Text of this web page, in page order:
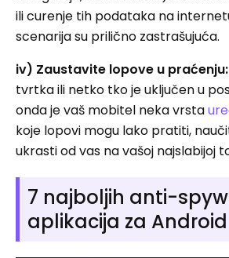
ili curenje tih podataka na
scenarija su prilično zastrašujuća.
iv) Zaustavite lopove u praćenju:
tvrtka ili netko tko je uključen u
onda je vaš mobitel neka vrsta
koje lopovi mogu lako pratiti,
ukrasti od vas na vašoj najslabijoj
7 najboljih anti-
aplikacija za